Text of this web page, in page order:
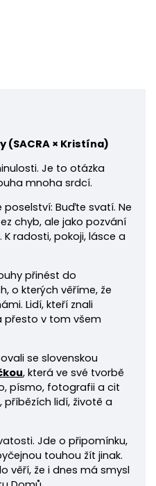
(SACRA × Kristína)
Je to otázka
mnoha srdcí.
poselství: Buďte svatí. Ne
chyb, ale jako pozvání
K radosti, pokoji, lásce a
přinést do
o kterých věříme, že
Lidí, kteří znali
přesto v tom všem
se slovenskou
, která ve své tvorbě
písmo, fotografii a cit
příbězích lidí, životě a
Jde o připomínku,
touhou žít jinak.
věří, že i dnes má smysl